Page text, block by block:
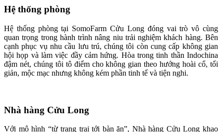
Hệ thống phòng
Hệ thống phòng tại SomoFarm Cửu Long đóng vai trò vô cùng
quan trọng trong hành trình nâng niu trải nghiệm khách hàng. Bên
cạnh phục vụ nhu cầu lưu trú, chúng tôi còn cung cấp không gian
hội họp và làm việc đầy cảm hứng. Hòa trong tinh thần Indochina
đậm nét, chúng tôi tô điểm cho không gian theo hướng hoài cổ, tối
giản, mộc mạc nhưng không kém phần tinh tế và tiện nghi.
Nhà hàng Cửu Long
Với mô hình “từ trang trại tới bàn ăn”, Nhà hàng Cửu Long khao